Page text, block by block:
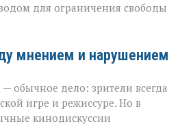
для ограничения свободы
мнением и нарушением
обычное дело: зрители всегда
игре и режиссуре. Но в
кинодискуссии